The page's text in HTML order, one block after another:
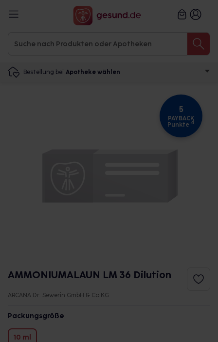
Bestellung bei Apotheke wählen
5
PAYBACK
Punkte 4
AMMONIUMALAUN LM 36 Dilution
ARCANA Dr. Sewerin GmbH & Co.KG
Packungsgröße
10 ml